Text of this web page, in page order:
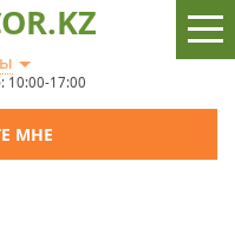
10:00-17:00
МНЕ